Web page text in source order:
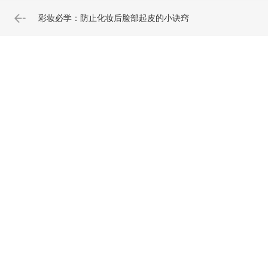
彩妆必学：防止化妆后脸部起皮的小诀窍